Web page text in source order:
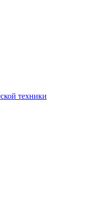
техники